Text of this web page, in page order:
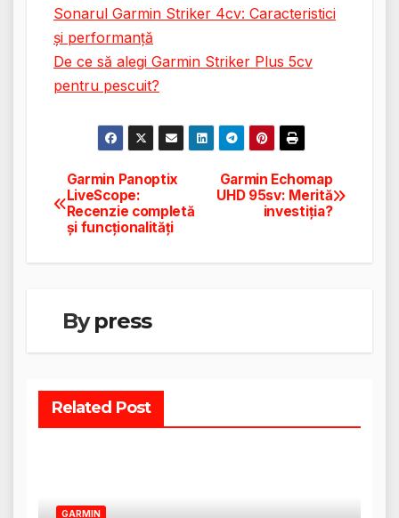
Sonarul Garmin Striker 4cv: Caracteristici
și performanță
De ce să alegi Garmin Striker Plus 5cv
pentru pescuit?
Navigare
în
articole
Garmin Echomap
UHD 95sv: Merită
investiția?
Garmin Panoptix
LiveScope:
Recenzie completă
și funcționalități
Bypress
Related Post
GARMIN